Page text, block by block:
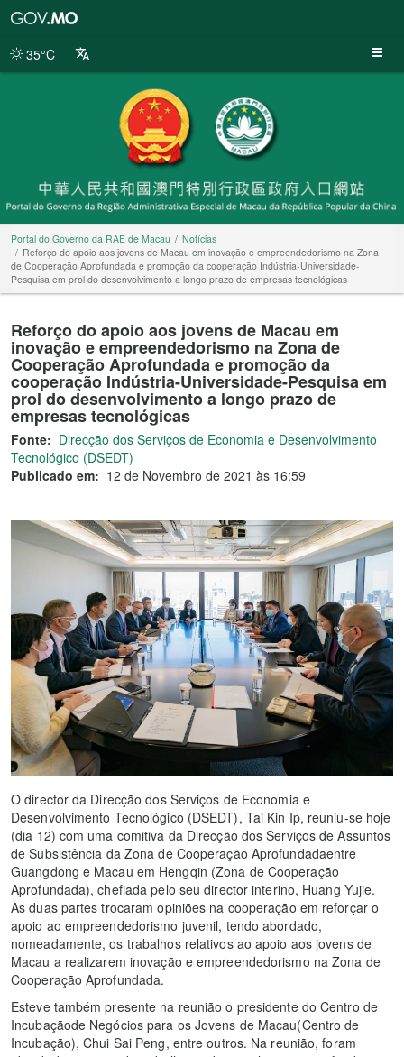
da
35°C
Portal do Governo da RAE de Macau
Notícias
Reforço do apoio aos jovens de Macau em inovação e empreendedorismo na Zona
de Cooperação Aprofundada e promoção da cooperação Indústria-Universidade-
Pesquisa em prol do desenvolvimento a longo prazo de empresas tecnológicas
Reforço do apoio aos jovens de Macau em
inovação e empreendedorismo na Zona de
Cooperação Aprofundada e promoção da
cooperação Indústria-Universidade-Pesquisa em
prol do desenvolvimento a longo prazo de
empresas tecnológicas
Fonte: Direcção dos Serviços de Economia e Desenvolvimento
Tecnológico (DSEDT)
Publicado em: 12 de Novembro de 2021 às 16:59
O director da Direcção dos Serviços de Economia e
Desenvolvimento Tecnológico (DSEDT), Tai Kin Ip, reuniu-se hoje
(dia 12) com uma comitiva da Direcção dos Serviços de Assuntos
de Subsistência da Zona de Cooperação Aprofundadaentre
Guangdong e Macau em Hengqin (Zona de Cooperação
Aprofundada), chefiada pelo seu director interino, Huang Yujie.
As duas partes trocaram opiniões na cooperação em reforçar o
apoio ao empreendedorismo juvenil, tendo abordado,
nomeadamente, os trabalhos relativos ao apoio aos jovens de
Macau a realizarem inovação e empreendedorismo na Zona de
Cooperação Aprofundada.
Esteve também presente na reunião o presidente do Centro de
Incubaçãode Negócios para os Jovens de Macau(Centro de
Incubação), Chui Sai Peng, entre outros. Na reunião, foram